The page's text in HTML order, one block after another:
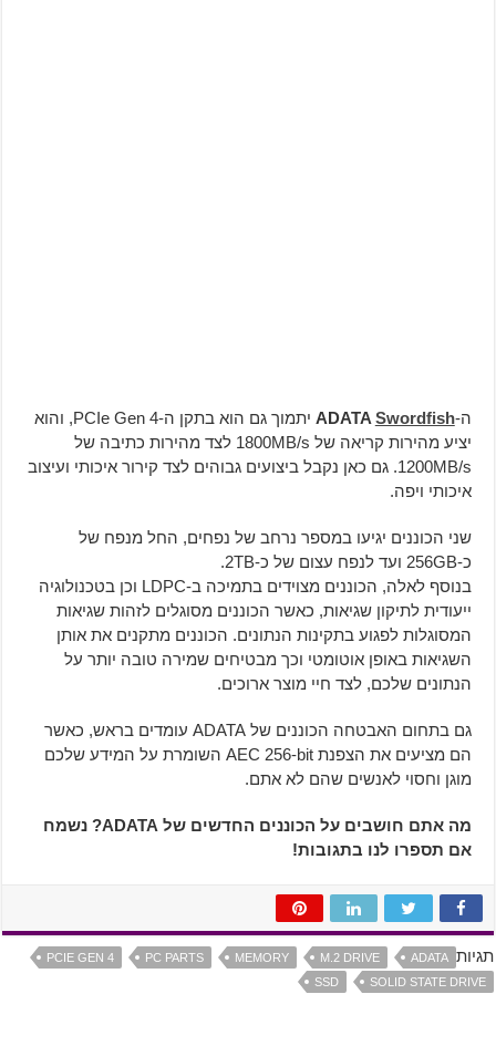
ה- ADATASwordfish
יתמוך גם הוא בתקן ה-PCIe Gen 4, והוא
יציע מהירות קריאה של 1800MB/s לצד מהירות כתיבה של
1200MB/s. גם כאן נקבל ביצועים גבוהים לצד קירור איכותי ועיצוב
איכותי ויפה.
שני הכוננים יגיעו במספר נרחב של נפחים, החל מנפח של
כ-256GB ועד לנפח עצום של כ-2TB.
בנוסף לאלה, הכוננים מצוידים בתמיכה ב-LDPC וכן בטכנולוגיה
ייעודית לתיקון שגיאות, כאשר הכוננים מסוגלים לזהות שגיאות
המסוגלות לפגוע בתקינות הנתונים. הכוננים מתקנים את אותן
השגיאות באופן אוטומטי וכך מבטיחים שמירה טובה יותר על
הנתונים שלכם, לצד חיי מוצר ארוכים.
גם בתחום האבטחה הכוננים של ADATA עומדים בראש, כאשר
הם מציעים את הצפנת AEC 256-bit השומרת על המידע שלכם
מוגן וחסוי לאנשים שהם לא אתם.
מה אתם חושבים על הכוננים החדשים של ADATA? נשמח
אם תספרו לנו בתגובות!
תגיות ADATA
M.2 DRIVE
MEMORY
PC PARTS
PCIE GEN 4
SOLID STATE DRIVE
SSD